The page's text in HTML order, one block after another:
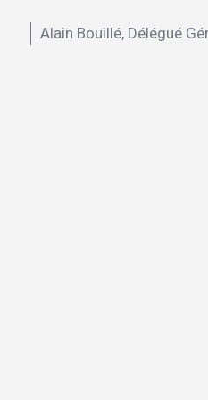
Alain Bouillé, Délégué